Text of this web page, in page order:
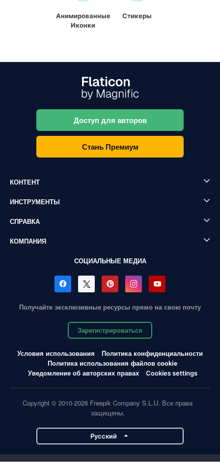
Анимированные
Иконки
Стикеры
Доступ для авторов
Стань Премиум
КОНТЕНТ
ИНСТРУМЕНТЫ
СПРАВКА
КОМПАНИЯ
СОЦИАЛЬНЫЕ МЕДИА
Получайте эксклюзивные ресурсы прямо на свою почту
Зарегистрироваться
Условия использования
Политика конфиденциальности
Политика использования файлов cookie
Уведомление об авторских правах
Cookies settings
Copyright © 2010-2026 Freepik Company S.L.U. Все права
защищены.
Pусский